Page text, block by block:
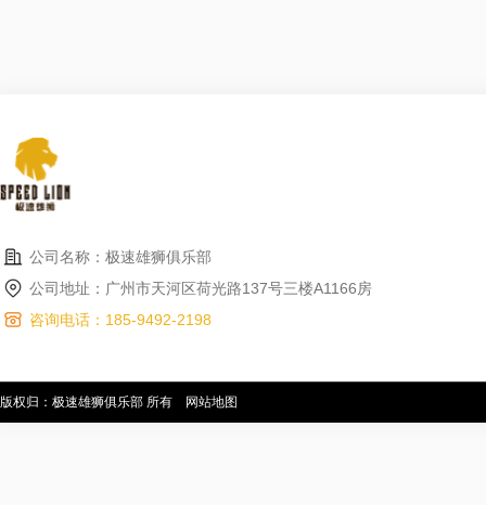
公司名称：极速雄狮俱乐部
公司地址：广州市天河区荷光路137号三楼A1166房
咨询电话：185-9492-2198
版权归：极速雄狮俱乐部 所有 网站地图